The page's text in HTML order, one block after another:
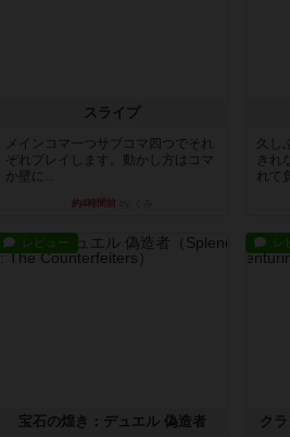
スライプ
メインコマ一つサブコマ四つでそれ
ぞれプレイします。動かし方はコマ
か壁に...
約4時間前
久し
きれ
れて
レビュー
宝石の煌き：デュエル 偽造者 ク